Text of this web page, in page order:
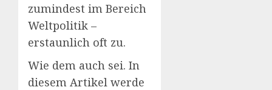
zumindest im Bereich
Weltpolitik –
erstaunlich oft zu.
Wie dem auch sei. In
diesem Artikel werde